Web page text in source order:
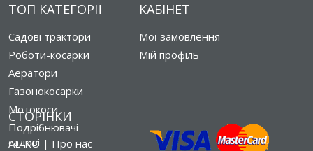
ТОП КАТЕГОРІЇ
Садові трактори
Роботи-косарки
Аератори
Газонокосарки
Мотокоси
Подрібнювачі
садові
СТОРІНКИ
AL-KO | Про нас
КАБІНЕТ
Мої замовлення
Мій профіль